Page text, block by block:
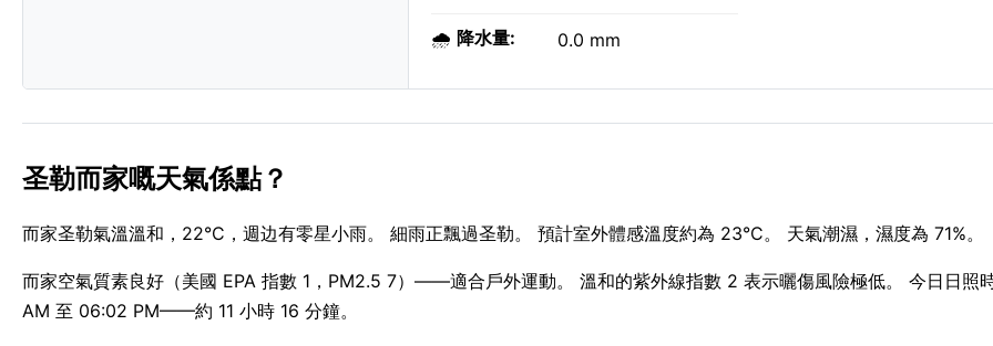
🌧️ 降水量: 0.0 mm
圣勒而家嘅天氣係點？
而家圣勒氣溫溫和，22°C，週边有零星小雨。 細雨正飄過圣勒。 預計室外體感溫度約為 23°C。 天氣潮濕，濕度為 71%。
而家空氣質素良好（美國 EPA 指數 1，PM2.5 7）——適合戶外運動。 溫和的紫外線指數 2 表示曬傷風險極低。 今日日照
AM 至 06:02 PM——約 11 小時 16 分鐘。